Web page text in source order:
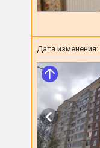
Дата изменения: